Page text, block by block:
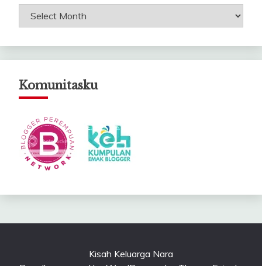
Arsip
Komunitasku
Kisah Keluarga Nara